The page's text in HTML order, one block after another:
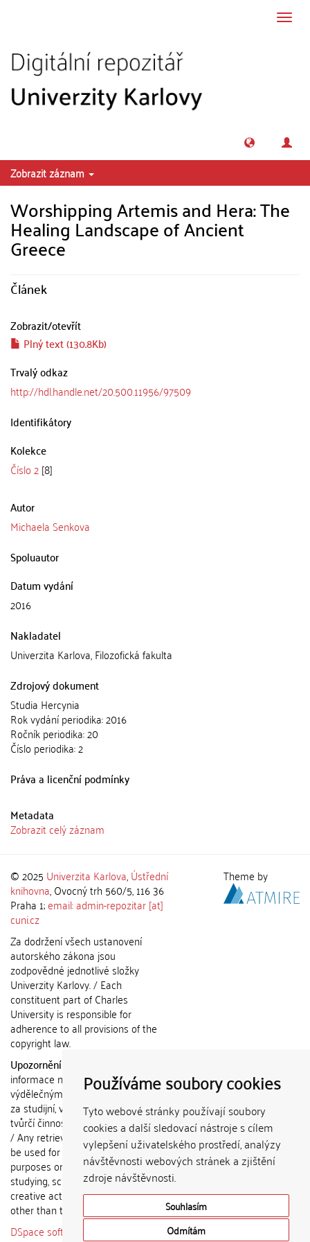
Používáme soubory cookies
Tyto webové stránky používají soubory
cookies a další sledovací nástroje s cílem
vylepšení uživatelského prostředí, analýzy
návštěvnosti webových stránek a zjištění
zdroje návštěvnosti.
Souhlasím
Odmítám
Zobrazit záznam
Worshipping Artemis and Hera: The
Healing Landscape of Ancient
Greece
Článek
Zobrazit/otevřít
Plný text (130.8Kb)
Trvalý odkaz
http://hdl.handle.net/20.500.11956/97509
Identifikátory
Kolekce
Číslo 2[8]
Autor
Michaela Senkova
Spoluautor
Datum vydání
2016
Nakladatel
Univerzita Karlova, Filozofická fakulta
Zdrojový dokument
Studia Hercynia
Rok vydání periodika: 2016
Ročník periodika: 20
Číslo periodika: 2
Práva a licenční podmínky
Metadata
Zobrazit celý záznam
© 2025 Univerzita Karlova,Ústřední
knihovna, Ovocný trh 560/5, 116 36
Praha 1;email: admin-repozitar [at]
cuni.cz
Za dodržení všech ustanovení
autorského zákona jsou
zodpovědné jednotlivé složky
Univerzity Karlovy. / Each
constituent part of Charles
University is responsible for
adherence to all provisions of the
copyright law.
Upozornění / Notice:
informace nemohou být použity k
výdělečným účelům nebo vydávány
za studijní, vědeckou nebo jinou
tvůrčí činnost jiné osoby než autora.
/ Any retrieved information shall not
be used for any commercial
purposes or claimed as results of
studying, scientific or any other
creative activities of any person
other than the author.
DSpace software
copyright © 2002-
Theme by